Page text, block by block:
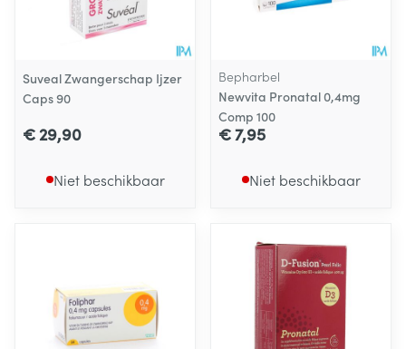
Suveal Zwangerschap Ijzer
Caps 90
€ 29,90
Niet beschikbaar
Bepharbel
Newvita Pronatal 0,4mg
Comp 100
€ 7,95
Niet beschikbaar